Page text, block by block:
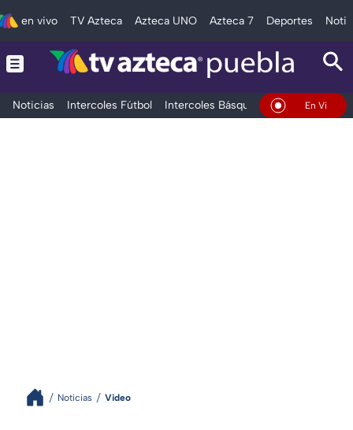
en vivo TV Azteca Azteca UNO Azteca 7 Deportes
Noticias Intercoles Fútbol Intercoles Básquetbol Deportes
En Vivo
Noticias Video